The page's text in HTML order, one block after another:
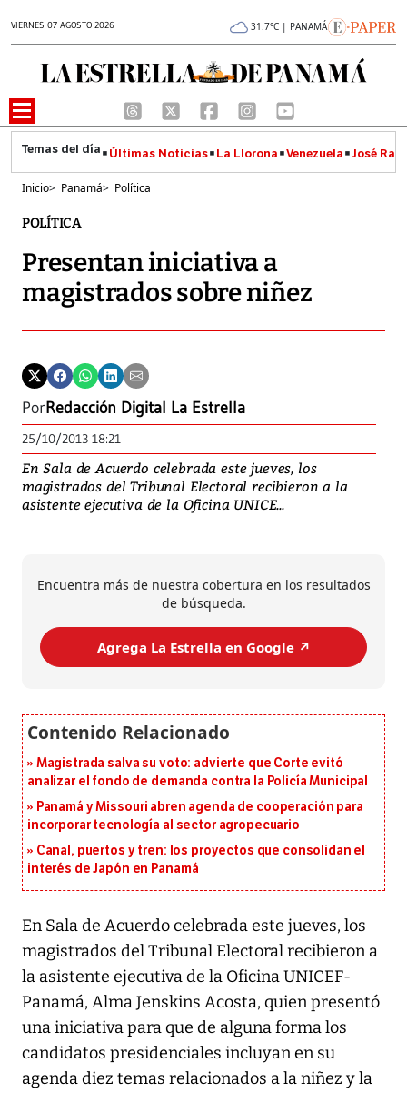
VIERNES 07 AGOSTO 2026 31.7°C | PANAMÁ
Últimas Noticias La Llorona Venezuela José
Inicio> Panamá> Política
POLÍTICA
Presentan iniciativa a
magistrados sobre niñez
PorRedacción Digital La Estrella
25/10/2013 18:21
En Sala de Acuerdo celebrada este jueves, los
magistrados del Tribunal Electoral recibieron a la
asistente ejecutiva de la Oficina UNICE...
Encuentra más de nuestra cobertura en los resultados
de búsqueda.
Agrega La Estrella en Google ↗️
Magistrada salva su voto: advierte que Corte evitó
analizar el fondo de demanda contra la Policía Municipal
Panamá y Missouri abren agenda de cooperación para
incorporar tecnología al sector agropecuario
Canal, puertos y tren: los proyectos que consolidan el
interés de Japón en Panamá
En Sala de Acuerdo celebrada este jueves, los
magistrados del Tribunal Electoral recibieron a
la asistente ejecutiva de la Oficina UNICEF-
Panamá, Alma Jenskins Acosta, quien presentó
una iniciativa para que de alguna forma los
candidatos presidenciales incluyan en su
agenda diez temas relacionados a la niñez y la